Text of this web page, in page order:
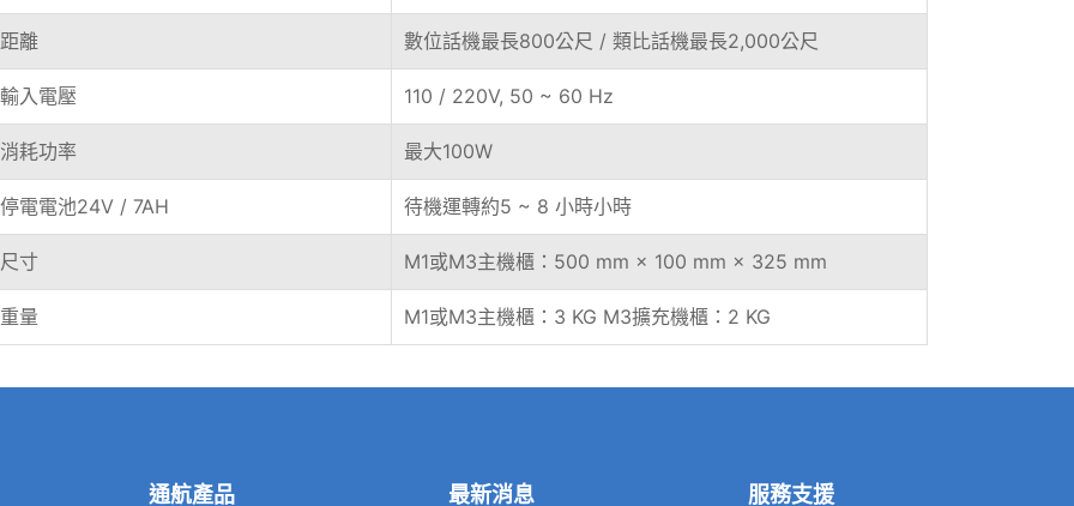
離 數位話機最長800公尺 / 類比話機最長2,000公尺
入電壓 110 / 220V, 50 ~ 60 Hz
耗功率 最大100W
電電池24V / 7AH 待機運轉約5 ~ 8 小時小時
寸 M1或M3主機櫃：500 mm × 100 mm × 325 mm
量 M1或M3主機櫃：3 KG M3擴充機櫃：2 KG
通航產品 最新消息 服務支援